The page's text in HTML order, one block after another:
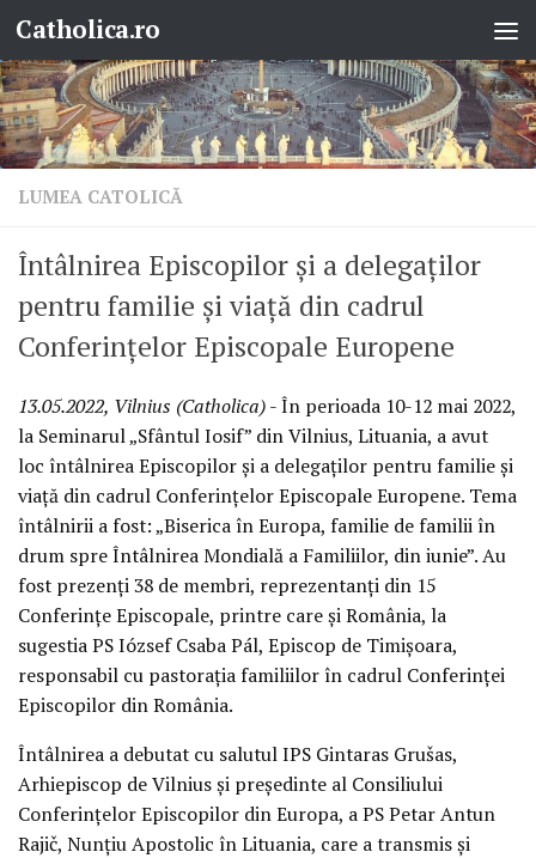
Skip to content
Catholica.ro
LUMEA CATOLICĂ
Întâlnirea Episcopilor și a delegaților
pentru familie și viață din cadrul
Conferințelor Episcopale Europene
13.05.2022, Vilnius (Catholica)- În perioada 10-12 mai 2022,
la Seminarul „Sfântul Iosif” din Vilnius, Lituania, a avut
loc întâlnirea Episcopilor și a delegaților pentru familie și
viață din cadrul Conferințelor Episcopale Europene. Tema
întâlnirii a fost: „Biserica în Europa, familie de familii în
drum spre Întâlnirea Mondială a Familiilor, din iunie”. Au
fost prezenți 38 de membri, reprezentanți din 15
Conferințe Episcopale, printre care și România, la
sugestia PS Iózsef Csaba Pál, Episcop de Timișoara,
responsabil cu pastorația familiilor în cadrul Conferinței
Episcopilor din România.
Întâlnirea a debutat cu salutul IPS Gintaras Grušas,
Arhiepiscop de Vilnius și președinte al Consiliului
Conferințelor Episcopilor din Europa, a PS Petar Antun
Rajič, Nunțiu Apostolic în Lituania, care a transmis și